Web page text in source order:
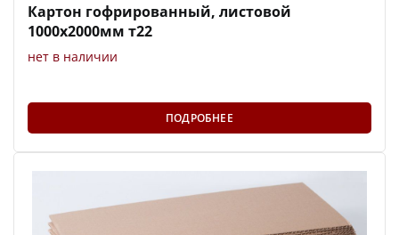
Картон гофрированный, листовой
1000х2000мм т22
нет в наличии
ПОДРОБНЕЕ